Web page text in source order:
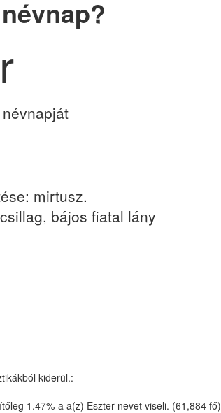
mirtusz.
bájos fiatal lány
kiderül.:
1.47%-a a(z) Eszter nevet viseli. (61,884 fő)